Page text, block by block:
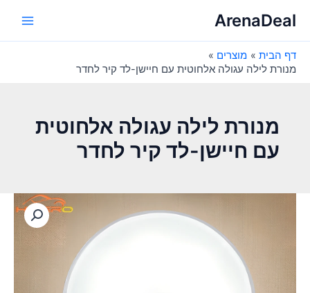
לתוכןArenaDeal
דף הבית
מוצרים
מנורת לילה עגולה אלחוטית עם חיישן-לד קיר לחדר
מנורת לילה עגולה אלחוטית
עם חיישן-לד קיר לחדר